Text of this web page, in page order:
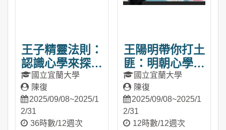
王子精靈法則：
認識心學來探險
你的人生
（2025秋季
班）
國立宜蘭大學
陳復
2025/09/08~2025/1
2/31
36時數/12週次
王陽明帶你打土
匪：明朝心學的
智慧發展史
（2025秋季
班）
國立宜蘭大學
陳復
2025/09/08~2025/1
2/31
12時數/12週次